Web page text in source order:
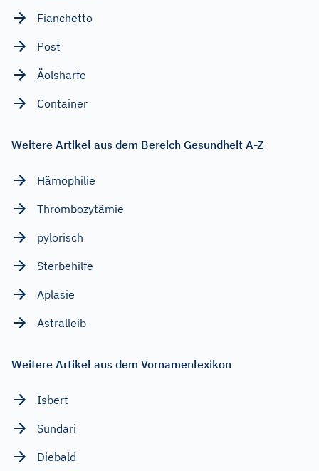
Fianchetto
Post
Äolsharfe
Container
Weitere Artikel aus dem Bereich Gesundheit A-Z
Hämophilie
Thrombozytämie
pylorisch
Sterbehilfe
Aplasie
Astralleib
Weitere Artikel aus dem Vornamenlexikon
Isbert
Sundari
Diebald